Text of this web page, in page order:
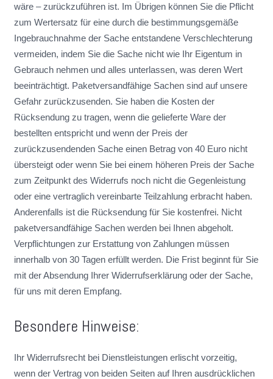
wäre – zurückzuführen ist. Im Übrigen können Sie die Pflicht
zum Wertersatz für eine durch die bestimmungsgemäße
Ingebrauchnahme der Sache entstandene Verschlechterung
vermeiden, indem Sie die Sache nicht wie Ihr Eigentum in
Gebrauch nehmen und alles unterlassen, was deren Wert
beeinträchtigt. Paketversandfähige Sachen sind auf unsere
Gefahr zurückzusenden. Sie haben die Kosten der
Rücksendung zu tragen, wenn die gelieferte Ware der
bestellten entspricht und wenn der Preis der
zurückzusendenden Sache einen Betrag von 40 Euro nicht
übersteigt oder wenn Sie bei einem höheren Preis der Sache
zum Zeitpunkt des Widerrufs noch nicht die Gegenleistung
oder eine vertraglich vereinbarte Teilzahlung erbracht haben.
Anderenfalls ist die Rücksendung für Sie kostenfrei. Nicht
paketversandfähige Sachen werden bei Ihnen abgeholt.
Verpflichtungen zur Erstattung von Zahlungen müssen
innerhalb von 30 Tagen erfüllt werden. Die Frist beginnt für Sie
mit der Absendung Ihrer Widerrufserklärung oder der Sache,
für uns mit deren Empfang.
Besondere Hinweise:
Ihr Widerrufsrecht bei Dienstleistungen erlischt vorzeitig,
wenn der Vertrag von beiden Seiten auf Ihren ausdrücklichen